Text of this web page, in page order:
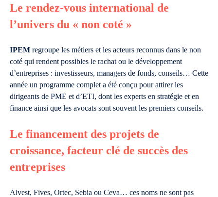
Le rendez-vous international de
l’univers du « non coté »
IPEM regroupe les métiers et les acteurs reconnus dans le non
coté qui rendent possibles le rachat ou le développement
d’entreprises : investisseurs, managers de fonds, conseils… Cette
année un programme complet a été conçu pour attirer les
dirigeants de PME et d’ETI, dont les experts en stratégie et en
finance ainsi que les avocats sont souvent les premiers conseils.
Le financement des projets de
croissance, facteur clé de succès des
entreprises
Alvest, Fives, Ortec, Sebia ou Ceva… ces noms ne sont pas